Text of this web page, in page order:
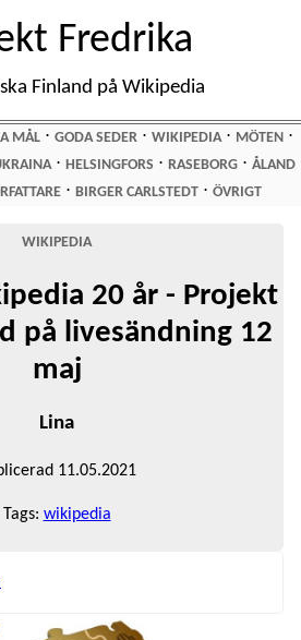
Fredrika
Finland på Wikipedia
MÅL ⋅ GODA SEDER ⋅ WIKIPEDIA⋅ MÖTEN ⋅
⋅ HELSINGFORS ⋅ RASEBORG ⋅ ÅLAND
⋅ BIRGER CARLSTEDT ⋅ ÖVRIGT
WIKIPEDIA
20 år - Projekt
på livesändning 12
maj
Lina
11.05.2021
Tags: wikipedia